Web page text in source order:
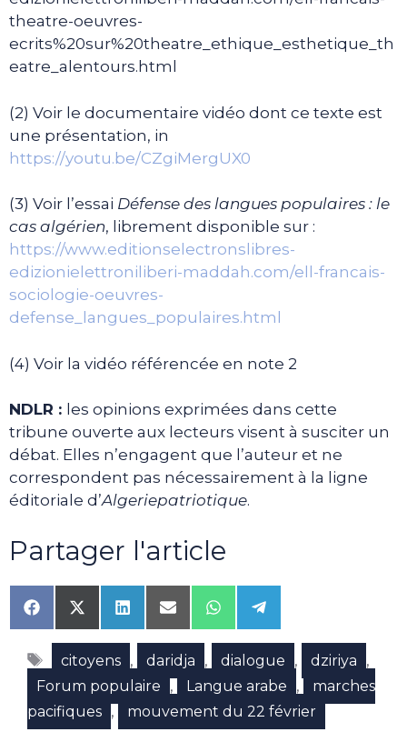
theatre-oeuvres-
ecrits%20sur%20theatre_ethique_esthetique_th
eatre_alentours.html
(2) Voir le documentaire vidéo dont ce texte est
une présentation, in
https://youtu.be/CZgiMergUX0
(3) Voir l’essai Défense des langues populaires : le
cas algérien, librement disponible sur :
https://www.editionselectronslibres-
edizionielettroniliberi-maddah.com/ell-francais-
sociologie-oeuvres-
defense_langues_populaires.html
(4) Voir la vidéo référencée en note 2
NDLR : les opinions exprimées dans cette
tribune ouverte aux lecteurs visent à susciter un
débat. Elles n’engagent que l’auteur et ne
correspondent pas nécessairement à la ligne
éditoriale d’Algeriepatriotique.
Partager l'article
Share
on
Facebook
Share
on
X
(Twitter)
Share
on
LinkedIn
Share
on
Email
Share
on
WhatsApp
Share
on
Telegram
Étiquettes
citoyens , daridja , dialogue , dziriya ,
Forum populaire , Langue arabe ,
marches
pacifiques , mouvement du 22 février